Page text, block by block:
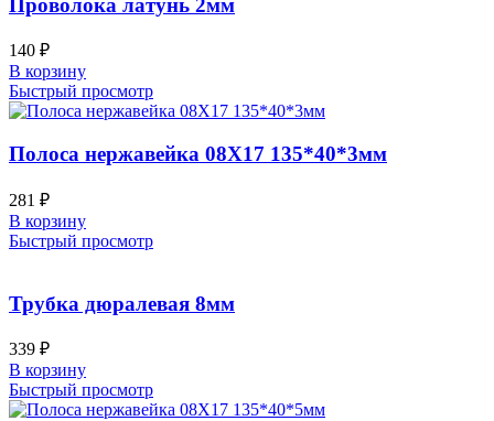
Проволока латунь 2мм
140 ₽
В корзину
Быстрый просмотр
Полоса нержавейка 08Х17 135*40*3мм
281 ₽
В корзину
Быстрый просмотр
Трубка дюралевая 8мм
339 ₽
В корзину
Быстрый просмотр